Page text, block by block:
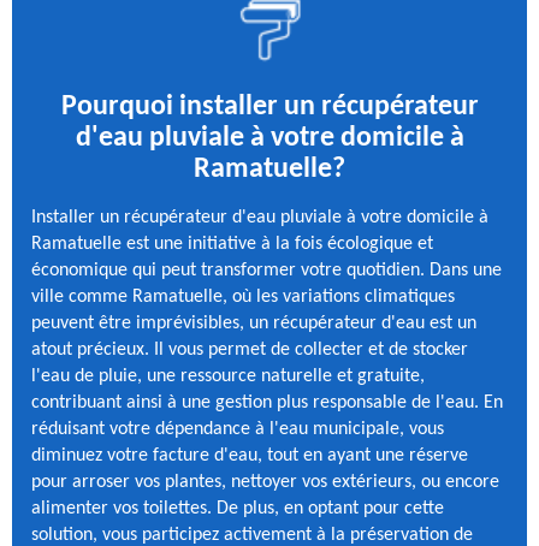
Pourquoi installer un récupérateur
d'eau pluviale à votre domicile à
Ramatuelle?
Installer un récupérateur d'eau pluviale à votre domicile à
Ramatuelle est une initiative à la fois écologique et
économique qui peut transformer votre quotidien. Dans une
ville comme Ramatuelle, où les variations climatiques
peuvent être imprévisibles, un récupérateur d'eau est un
atout précieux. Il vous permet de collecter et de stocker
l'eau de pluie, une ressource naturelle et gratuite,
contribuant ainsi à une gestion plus responsable de l'eau. En
réduisant votre dépendance à l'eau municipale, vous
diminuez votre facture d'eau, tout en ayant une réserve
pour arroser vos plantes, nettoyer vos extérieurs, ou encore
alimenter vos toilettes. De plus, en optant pour cette
solution, vous participez activement à la préservation de